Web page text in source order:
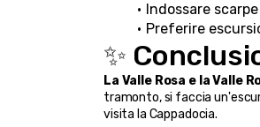
Indossare
Preferire
✨
La Valle Rosa e la Valle
tramonto, si faccia
visita la Cappadocia.